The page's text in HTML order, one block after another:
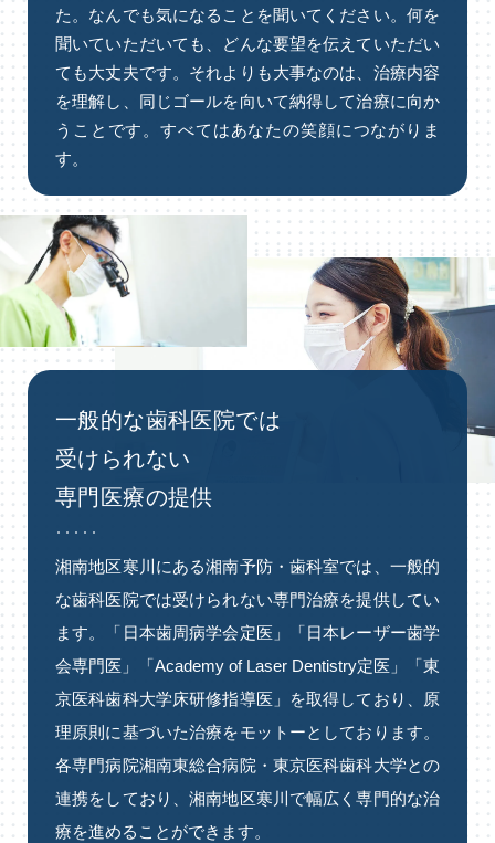
た。なんでも気になることを聞いてください。何を
聞いていただいても、どんな要望を伝えていただい
ても⼤丈夫です。それよりも⼤事なのは、治療内容
を理解し、同じゴールを向いて納得して治療に向か
うことです。すべてはあなたの笑顔につながりま
す。
⼀般的な⻭科医院では
受けられない
専⾨医療の提供
湘南地区寒川にある湘南予防・歯科室では、⼀般的
な⻭科医院では受けられない専⾨治療を提供してい
ます。「⽇本⻭周病学会定医」「⽇本レーザー⻭学
会専⾨医」「Academy of Laser Dentistry定医」「東
京医科⻭科⼤学床研修指導医」を取得しており、原
理原則に基づいた治療をモットーとしております。
各専⾨病院湘南東総合病院・東京医科⻭科⼤学との
連携をしており、湘南地区寒川で幅広く専⾨的な治
療を進めることができます。